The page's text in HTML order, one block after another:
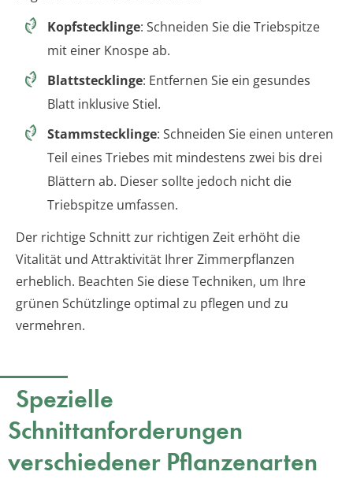
Kopfstecklinge: Schneiden Sie die Triebspitze
mit einer Knospe ab.
Blattstecklinge: Entfernen Sie ein gesundes
Blatt inklusive Stiel.
Stammstecklinge: Schneiden Sie einen unteren
Teil eines Triebes mit mindestens zwei bis drei
Blättern ab. Dieser sollte jedoch nicht die
Triebspitze umfassen.
Der richtige Schnitt zur richtigen Zeit erhöht die
Vitalität und Attraktivität Ihrer Zimmerpflanzen
erheblich. Beachten Sie diese Techniken, um Ihre
grünen Schützlinge optimal zu pflegen und zu
vermehren.
Spezielle
Schnittanforderungen
verschiedener Pflanzenarten